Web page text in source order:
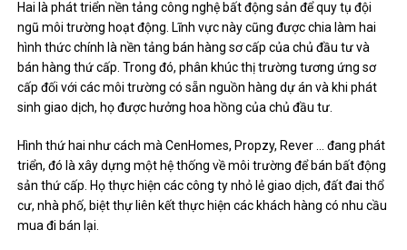
Hai là phát triển nền tảng công nghệ bất động sản để quy tụ đội
ngũ môi trường hoạt động. Lĩnh vực này cũng được chia làm hai
hình thức chính là nền tảng bán hàng sơ cấp của chủ đầu tư và
bán hàng thứ cấp. Trong đó, phân khúc thị trường tương ứng sơ
cấp đối với các môi trường có sẵn nguồn hàng dự án và khi phát
sinh giao dịch, họ được hưởng hoa hồng của chủ đầu tư.
Hình thứ hai như cách mà CenHomes, Propzy, Rever … đang phát
triển, đó là xây dựng một hệ thống về môi trường để bán bất động
sản thứ cấp. Họ thực hiện các công ty nhỏ lẻ giao dịch, đất đai thổ
cư, nhà phố, biệt thự liên kết thực hiện các khách hàng có nhu cầu
mua đi bán lại.